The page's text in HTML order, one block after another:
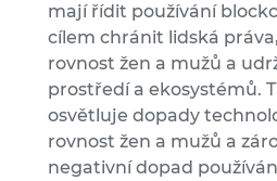
mají řídit používání
cílem chránit lidská
rovnost žen a mužů a
prostředí a ekosystémů.
osvětluje dopady
rovnost žen a mužů a
negativní dopad